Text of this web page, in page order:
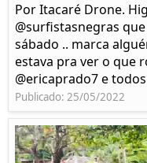
Por Itacaré Drone.
@surfistasnegras
sábado .. marca
estava pra ver o que
@ericaprado7 e
Publicado: 25/05/2022